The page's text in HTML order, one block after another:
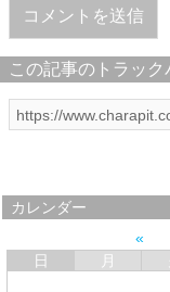
この記事のトラック
カレンダー
日
月